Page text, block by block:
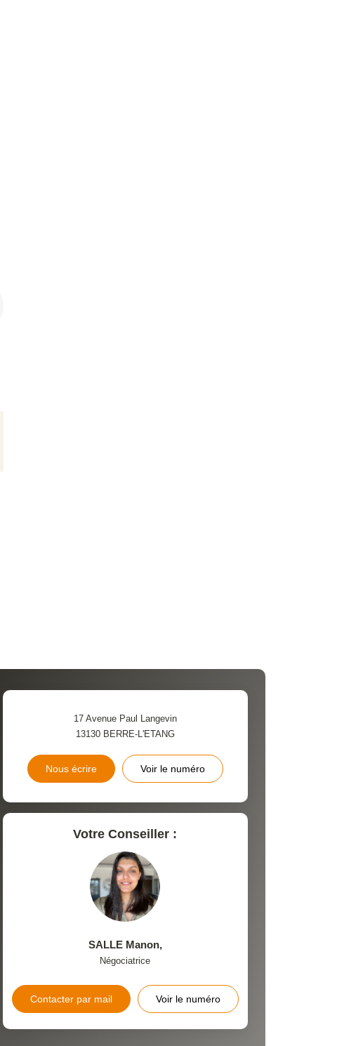
17 Avenue Paul Langevin
13130 BERRE-L'ETANG
Nous écrire Voir le numéro
Votre Conseiller :
SALLE Manon,
Négociatrice
Contacter par mail Voir le numéro